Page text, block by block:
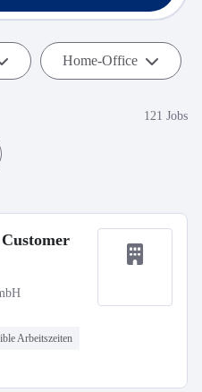
Home-Office
121 Jobs
Arbeitszeiten